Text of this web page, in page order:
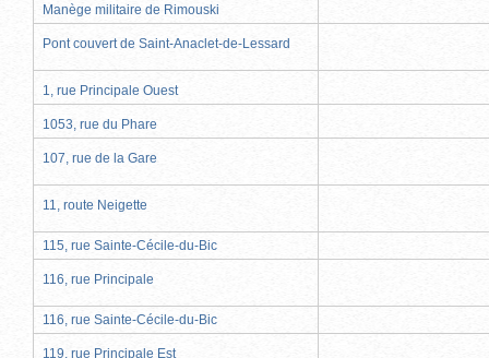
Manège militaire de Rimouski
Pont couvert de Saint-Anaclet-de-Lessard
1, rue Principale Ouest
1053, rue du Phare
107, rue de la Gare
11, route Neigette
115, rue Sainte-Cécile-du-Bic
116, rue Principale
116, rue Sainte-Cécile-du-Bic
119, rue Principale Est